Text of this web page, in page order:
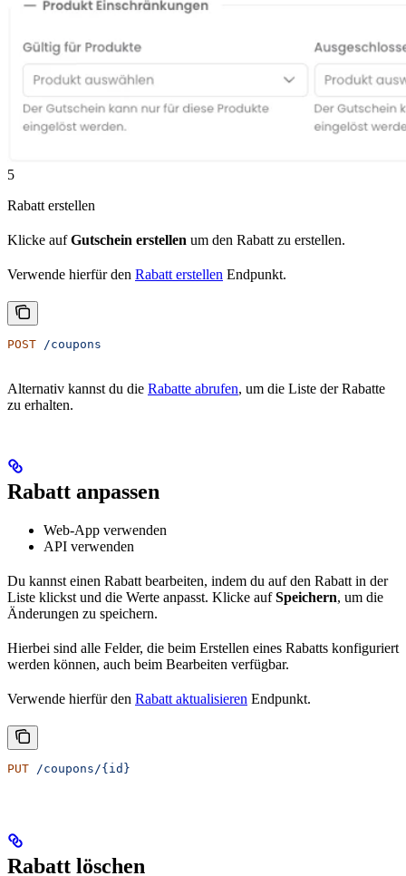
5
Rabatt erstellen
Klicke aufGutschein erstellen um den Rabatt zu erstellen.
Verwende hierfür den Rabatt erstellen Endpunkt.
POST /coupons
Alternativ kannst du die Rabatte abrufen, um die Liste der Rabatte
zu erhalten.
Rabatt anpassen
Web-App verwenden
API verwenden
Du kannst einen Rabatt bearbeiten, indem du auf den Rabatt in der
Liste klickst und die Werte anpasst. Klicke aufSpeichern, um die
Änderungen zu speichern.
Hierbei sind alle Felder, die beim Erstellen eines Rabatts konfiguriert
werden können, auch beim Bearbeiten verfügbar.
Verwende hierfür den Rabatt aktualisieren Endpunkt.
PUT /coupons/{id}
Rabatt löschen